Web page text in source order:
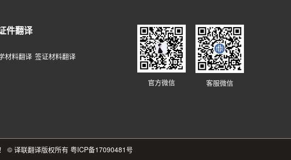
件翻译
材料翻译 签证材料翻译
客服微信
官方微信
© 译联翻译版权所有 粤ICP备17090481号